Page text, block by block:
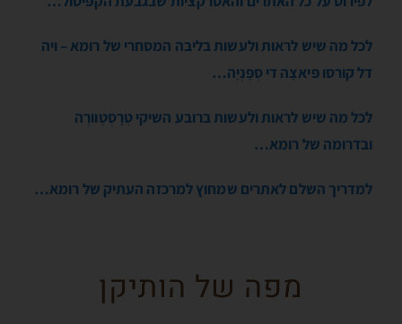
לכל מה שיש לראות ולעשות בליבה המסחרי של רומא – ויה
דל קורסו פּיאצָה די סְפָּנְיָה…
לכל מה שיש לראות ולעשות ברובע השיקי טְרָסְטֶוורֶה
ובדרומה של רומא…
למדריך השלם לאתרים שמחוץ למרכזה העתיק של רומא…
מפה של הותיקן